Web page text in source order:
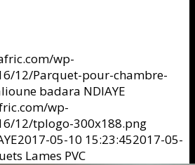
wp-
12/Parquet-pour-chambre-
badara NDIAYE
wp-
12/tplogo-300x188.png
2017-05-10 15:23:452017-05-
Lames PVC